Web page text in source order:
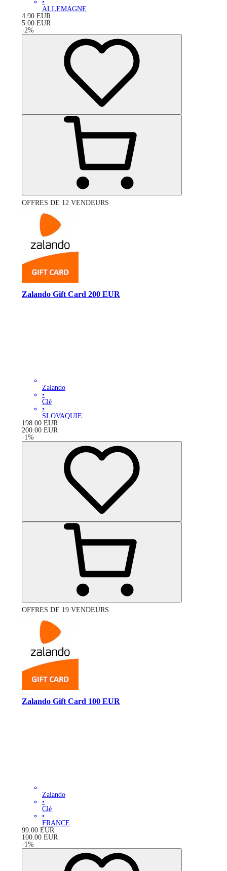
•
ALLEMAGNE
4.90 EUR
5.00 EUR
-2%
OFFRES DE 12 VENDEURS
Zalando Gift Card 200 EUR
Zalando
•
Clé
•
SLOVAQUIE
198.00 EUR
200.00 EUR
-1 %
OFFRES DE 19 VENDEURS
Zalando Gift Card 100 EUR
Zalando
•
Clé
•
FRANCE
99.00 EUR
100.00 EUR
-1%